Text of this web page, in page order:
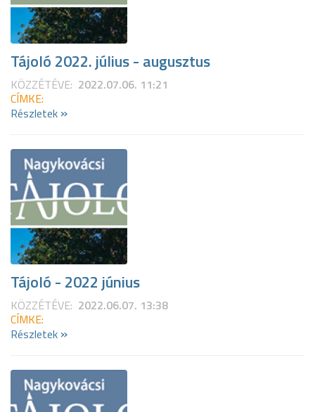
Tájoló 2022. július - augusztus
KÖZZÉTÉVE: 2022.07.06. 11:21
CÍMKE:
Részletek »
Tájoló - 2022 június
KÖZZÉTÉVE: 2022.06.07. 13:38
CÍMKE:
Részletek »